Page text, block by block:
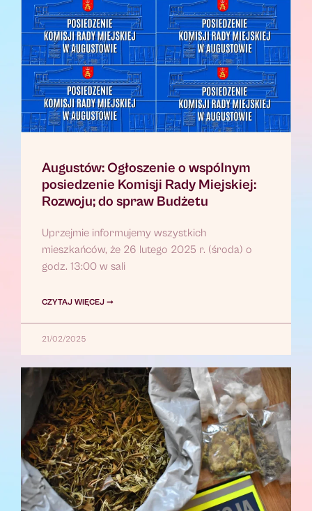
Augustów: Ogłoszenie o wspólnym
posiedzenie Komisji Rady Miejskiej:
Rozwoju; do spraw Budżetu
Uprzejmie informujemy wszystkich
mieszkańców, że 26 lutego 2025 r. (środa) o
godz. 13:00 w sali
CZYTAJ WIĘCEJ ➞
21/02/2025